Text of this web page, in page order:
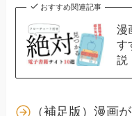
おすすめ関連記事
漫
す
説
（補足版）漫画